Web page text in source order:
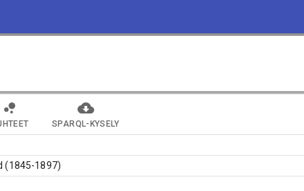
SPARQL-KYSELY
(1845-1897)